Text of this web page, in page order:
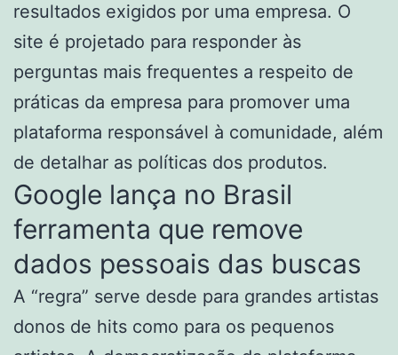
resultados exigidos por uma empresa. O
site é projetado para responder às
perguntas mais frequentes a respeito de
práticas da empresa para promover uma
plataforma responsável à comunidade, além
de detalhar as políticas dos produtos.
Google lança no Brasil
ferramenta que remove
dados pessoais das buscas
A “regra” serve desde para grandes artistas
donos de hits como para os pequenos